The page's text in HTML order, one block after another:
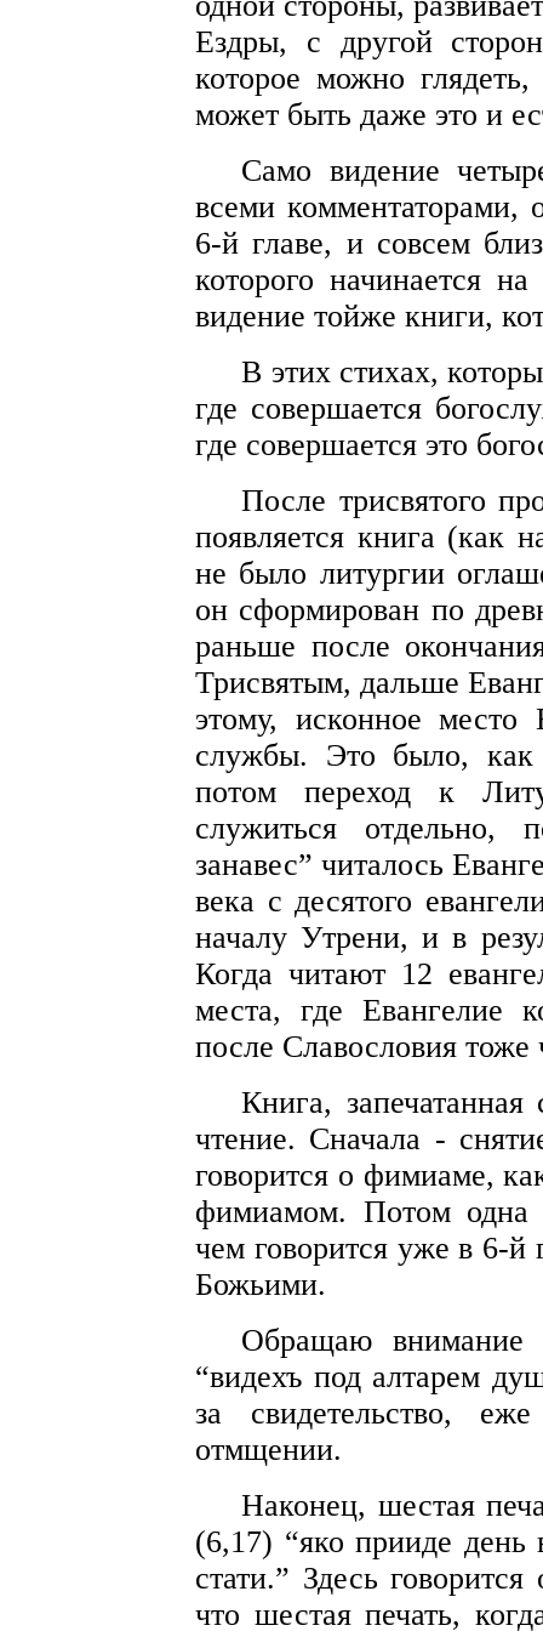
Ездры, с другой
которое можно
может быть даже это и
Само видение
всеми комментаторами,
6-й главе, и совсем
которого начинается
видение тойже книги,
В этих стихах,
где совершается
где совершается это
После трисвятого
появляется книга (как
не было литургии
он сформирован по
раньше после
Трисвятым, дальше
этому, исконное
службы. Это было, как
потом переход к
служиться
занавес” читалось
века с десятого
началу Утрени, и в
Когда читают 12
места, где Евангелие
после Славословия тоже
Книга,
чтение. Сначала -
говорится о фимиаме,
фимиамом. Потом одна
чем говорится уже в 6-й
Божьими.
Обращаю внимание
“видехъ под алтарем
за свидетельство,
отмщении.
Наконец, шестая
(6,17) “яко прииде день
стати.” Здесь
что шестая печать,